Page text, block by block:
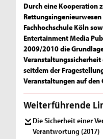
Durch eine Kooperation
Fachhochschule Köln
Entertainment Media
2009/2010 die
seitdem der
Veranstaltungen auf den
Weiterführende
Die Sicherheit einer
Verantwortung (2017)